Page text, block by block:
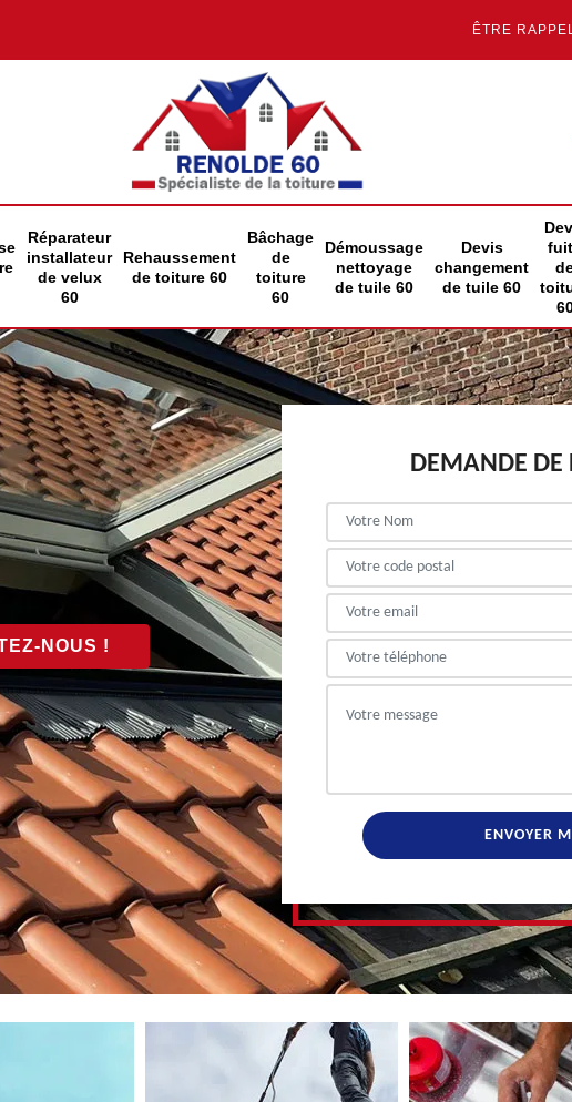
ÊTRE
Réparateur
installateur
de velux
60
Rehaussement
de toiture 60
Bâchage
de
toiture
60
Démoussage
nettoyage
de tuile 60
Devis
changement
de tuile 60
NOUS !
DEMANDE DE